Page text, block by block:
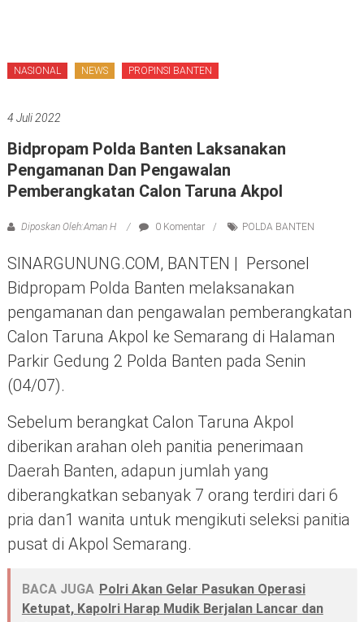
NASIONAL NEWS PROPINSI BANTEN
4 Juli 2022
Bidpropam Polda Banten Laksanakan
Pengamanan Dan Pengawalan
Pemberangkatan Calon Taruna Akpol
Diposkan Oleh:Aman H 0 Komentar POLDA BANTEN
SINARGUNUNG.COM, BANTEN | Personel
Bidpropam Polda Banten melaksanakan
pengamanan dan pengawalan pemberangkatan
Calon Taruna Akpol ke Semarang di Halaman
Parkir Gedung 2 Polda Banten pada Senin
(04/07).
Sebelum berangkat Calon Taruna Akpol
diberikan arahan oleh panitia penerimaan
Daerah Banten, adapun jumlah yang
diberangkatkan sebanyak 7 orang terdiri dari 6
pria dan1 wanita untuk mengikuti seleksi panitia
pusat di Akpol Semarang.
BACA JUGA Polri Akan Gelar Pasukan Operasi
Ketupat, Kapolri Harap Mudik Berjalan Lancar dan